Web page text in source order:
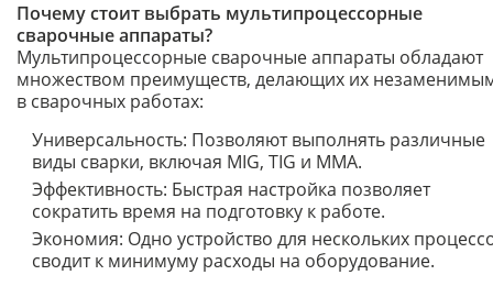
Почему стоит выбрать мультипроцессорные
сварочные аппараты?
Мультипроцессорные сварочные аппараты обладают
множеством преимуществ, делающих их
в сварочных работах:
Универсальность: Позволяют выполнять различные
виды сварки, включая MIG, TIG и MMA.
Эффективность: Быстрая настройка позволяет
сократить время на подготовку к работе.
Экономия: Одно устройство для нескольких
сводит к минимуму расходы на оборудование.